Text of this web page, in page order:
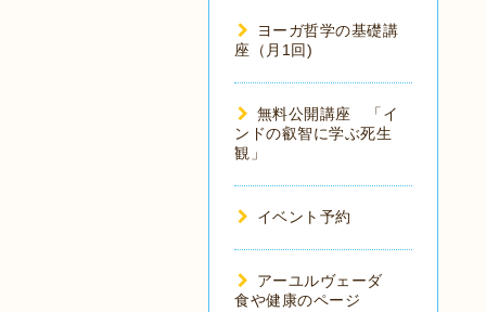
ヨーガ哲学の基礎講
座（月1回)
無料公開講座 「イ
ンドの叡智に学ぶ死生
観」
イベント予約
アーユルヴェーダ
食や健康のページ